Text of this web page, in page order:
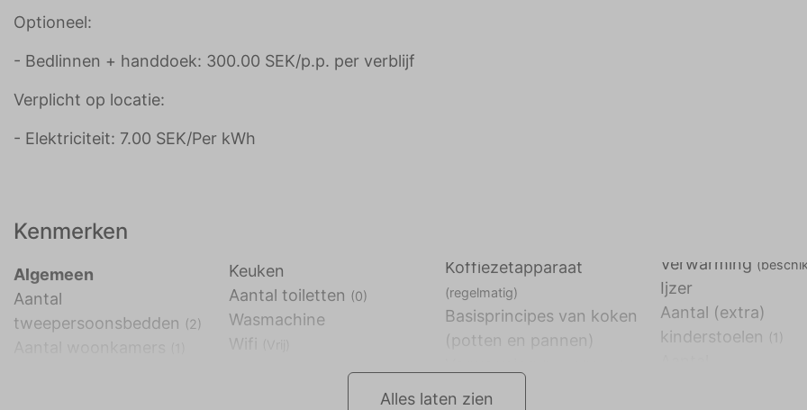
Optioneel:
- Bedlinnen + handdoek: 300.00 SEK/p.p. per verblijf
Verplicht op locatie:
- Elektriciteit: 7.00 SEK/Per kWh
Kenmerken
Algemeen
Aantal
tweepersoonsbedden (2)
Keuken
Aantal toiletten (0)
Wasmachine
Wifi
Koffiezetapparaat
(regelmatig)
Basisprincipes van koken
(potten en pannen)
Verwarming
Ijzer
Aantal (extra)
kinderstoelen (1)
Alles laten zien